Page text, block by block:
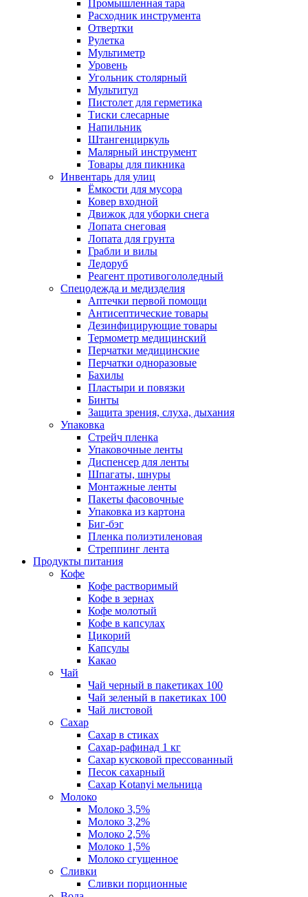
Промышленная тара
Расходник инструмента
Отвертки
Рулетка
Мультиметр
Уровень
Угольник столярный
Мультитул
Пистолет для герметика
Тиски слесарные
Напильник
Штангенциркуль
Малярный инструмент
Товары для пикника
Инвентарь для улиц
Ёмкости для мусора
Ковер входной
Движок для уборки снега
Лопата снеговая
Лопата для грунта
Грабли и вилы
Ледоруб
Реагент противогололедный
Спецодежда и медизделия
Аптечки первой помощи
Антисептические товары
Дезинфицирующие товары
Термометр медицинский
Перчатки медицинские
Перчатки одноразовые
Бахилы
Пластыри и повязки
Бинты
Защита зрения, слуха, дыхания
Упаковка
Стрейч пленка
Упаковочные ленты
Диспенсер для ленты
Шпагаты, шнуры
Монтажные ленты
Пакеты фасовочные
Упаковка из картона
Биг-бэг
Пленка полиэтиленовая
Стреппинг лента
Продукты питания
Кофе
Кофе растворимый
Кофе в зернах
Кофе молотый
Кофе в капсулах
Цикорий
Капсулы
Какао
Чай
Чай черный в пакетиках 100
Чай зеленый в пакетиках 100
Чай листовой
Сахар
Сахар в стиках
Сахар-рафинад 1 кг
Сахар кусковой прессованный
Песок сахарный
Сахар Kotanyi мельница
Молоко
Молоко 3,5%
Молоко 3,2%
Молоко 2,5%
Молоко 1,5%
Молоко сгущенное
Сливки
Сливки порционные